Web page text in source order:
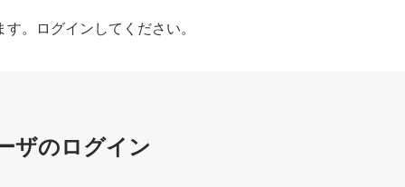
。ログインしてください。
ザのログイン